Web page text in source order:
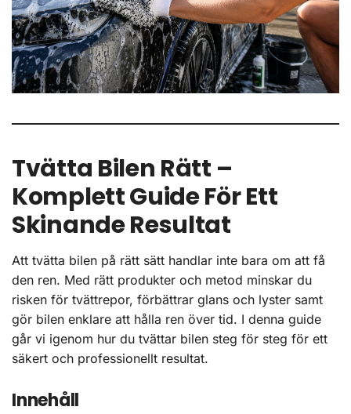
Tvätta Bilen Rätt –
Komplett Guide För Ett
Skinande Resultat
Att tvätta bilen på rätt sätt handlar inte bara om att få
den ren. Med rätt produkter och metod minskar du
risken för tvättrepor, förbättrar glans och lyster samt
gör bilen enklare att hålla ren över tid. I denna guide
går vi igenom hur du tvättar bilen steg för steg för ett
säkert och professionellt resultat.
Innehåll